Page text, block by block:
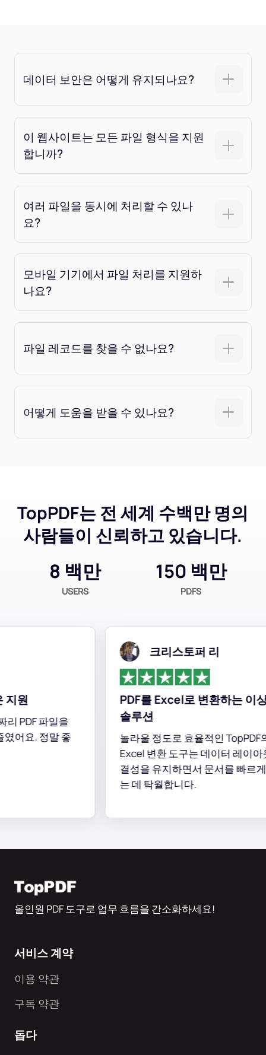
데이터 보안은 어떻게 유지되나요?
이 웹사이트는 모든 파일 형식을 지원
합니까?
여러 파일을 동시에 처리할 수 있나
요?
모바일 기기에서 파일 처리를 지원하
나요?
파일 레코드를 찾을 수 없나요?
어떻게 도움을 받을 수 있나요?
TopPDF는 전 세계 수백만 명의
사람들이 신뢰하고 있습니다.
8 백만
USERS
150 백만
PDFS
원
PDF 파일을
요. 정말 좋
크리스토퍼 리
PDF를 Excel로 변환하는 이상
솔루션
놀라울 정도로 효율적인 TopPDF의
Excel 변환 도구는 데이터 레이아웃
결성을 유지하면서 문서를 빠르게
는 데 탁월합니다.
올인원 PDF 도구로 업무 흐름을 간소화하세요!
서비스 계약
이용 약관
구독 약관
돕다